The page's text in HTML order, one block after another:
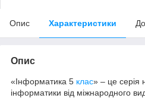
Опис Характеристики
Опис
«Інформатика 5 клас» – це серія
інформатики від міжнародного